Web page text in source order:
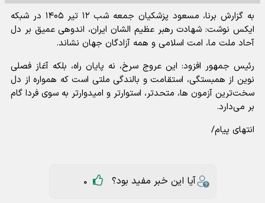
به گزارش برنا، مسعود پزشکیان جمعه شب ۱۲ تیر ۱۴۰۵ در شبکه
ایکس نوشت: شهادت رهبر عظیم الشان ایران، اندوهی عمیق بر دل
آحاد ملت ما، امت اسلامی و همه آزادگان جهان نشاند.
رئیس جمهور افزود: این عروج سرخ، نه پایان راه، بلکه آغاز فصلی
نوین از همبستگی، استقامت و بالندگی ملتی است که همواره از دل
سخت‌ترین آزمون ها، متحدتر، استوارتر و امیدوارتر به سوی فردا گام
بر می‌دارد.
انتهای پیام/
آیا این خبر مفید بود؟ 0